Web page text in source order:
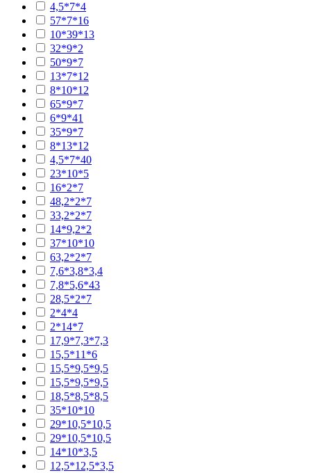
4,5*7*4
57*7*16
10*39*13
32*9*2
50*9*7
13*7*12
8*10*12
65*9*7
6*9*41
35*9*7
8*13*12
4,5*7*40
23*10*5
16*2*7
48,2*2*7
33,2*2*7
14*9,2*2
37*10*10
63,2*2*7
7,6*3,8*3,4
7,8*5,6*43
28,5*2*7
2*4*4
2*14*7
17,9*7,3*7,3
15,5*11*6
15,5*9,5*9,5
15,5*9,5*9,5
18,5*8,5*8,5
35*10*10
29*10,5*10,5
29*10,5*10,5
14*10*3,5
12,5*12,5*3,5